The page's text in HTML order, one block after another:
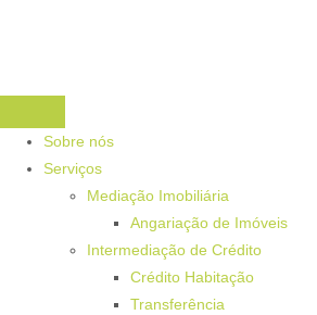
Sobre nós
Serviços
Mediação Imobiliária
Angariação de Imóveis
Intermediação de Crédito
Crédito Habitação
Transferência